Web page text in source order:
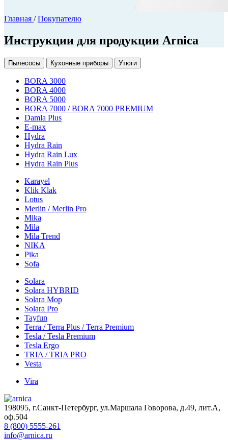
Главная / Покупателю
Инструкции для продукции Arnica
Пылесосы Кухонные приборы Утюги
BORA 3000
BORA 4000
BORA 5000
BORA 7000 / BORA 7000 PREMIUM
Damla Plus
E-max
Hydra
Hydra Rain
Hydra Rain Lux
Hydra Rain Plus
Karayel
Klik Klak
Lotus
Merlin / Merlin Pro
Mika
Mila
Mila Trend
NIKA
Pika
Sofa
Solara
Solara HYBRID
Solara Mop
Solara Pro
Tayfun
Terra / Terra Plus / Terra Premium
Tesla / Tesla Premium
Tesla Ergo
TRIA / TRIA PRO
Vesta
Vira
198095, г.Санкт-Петербург, ул.Маршала Говорова, д.49, лит.А,
оф.504
8 (800) 5555-261
info@arnica.ru